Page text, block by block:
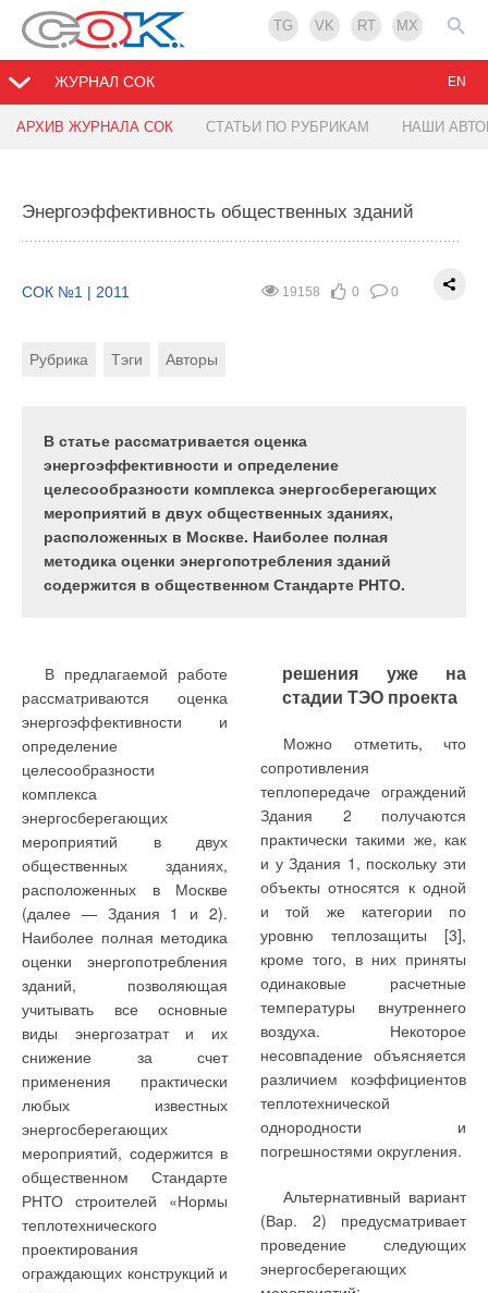
TG VK RT MX
ЖУРНАЛ СОК
АРХИВ ЖУРНАЛА СОК СТАТЬИ ПО РУБРИКАМ НАШИ
EN
Энергоэффективность общественных зданий
19158 0 0
СОК №1 | 2011
Рубрика Тэги Авторы
В статье рассматривается оценка
энергоэффективности и определение
целесообразности комплекса энергосберегающих
мероприятий в двух общественных зданиях,
расположенных в Москве. Наиболее полная
методика оценки энергопотребления зданий
содержится в общественном Стандарте РНТО.
В предлагаемой работе
рассматриваются оценка
энергоэффективности и
определение
целесообразности
комплекса
энергосберегающих
мероприятий в двух
общественных зданиях,
расположенных в Москве
(далее — Здания 1 и 2).
Наиболее полная методика
оценки энергопотребления
зданий, позволяющая
учитывать все основные
виды энергозатрат и их
снижение за счет
применения практически
любых известных
энергосберегающих
мероприятий, содержится в
общественном Стандарте
РНТО строителей «Нормы
теплотехнического
проектирования
ограждающих конструкций и
решения уже на
стадии ТЭО проекта
Можно отметить, что
сопротивления
теплопередаче ограждений
Здания 2 получаются
практически такими же, как
и у Здания 1, поскольку эти
объекты относятся к одной
и той же категории по
уровню теплозащиты [3],
кроме того, в них приняты
одинаковые расчетные
температуры внутреннего
воздуха. Некоторое
несовпадение объясняется
различием коэффициентов
теплотехнической
однородности и
погрешностями округления.
Альтернативный вариант
(Вар. 2) предусматривает
проведение следующих
энергосберегающих
Оформить подписку
Журнал С.О.К. № ,
Cкважинные насосы: оптимизация работы
Арматура FAR. 15 лет в России
Котлы с двумя жаровыми трубами
Магнитная обработка воды
Модернизировать, чтобы заработать
Насосы во взрывозащитном исполнении
Новый европейский стандарт измерения тепловых потерь
теплоизолированных труб
Опрос экспертов рынка газовых котлов
Оптимизация диаметров воздуховодов систем В и КВ
Предварительно изолированные трубопроводы
12566 0
СОК №12 | 2010
Рубрика Тэги
Еще 10–15 лет назад в распоряжении российских
вариантов, стилю, удобству и безупречному
качеству арматуры FAR многие из них, наверное,
от души бы позавидовали. Этот бренд на
российском рынке представлен уже 15 лет и
хорошо знаком специалистам.
меняются год от года. Растет нагрузка на системы отопления
и водоснабжения, повышаются стандарты к качеству,
удобству и срокам монтажа, дизайну, эргономичности и
функциональности. Развиваться в ногу со временем под
силу только самым прогрессивным, креативным
производителям с сильной технической базой и научным
потенциалом. Итальянский завод по производству арматуры
FARRubinetterie S.p.A., вне всяких сомнений, принадлежит к
их числу.
История развития
Итальянская компания FAR Rubinetterie S.p.A. была
основана в 1974 г. Николой Ровалетти и братьями Альберто
и Гуерино Алезино. Первоначально это был небольшой
завод по выпуску латунных фитингов для водоснабжения и
отопления. В этом же году компания освоила производство
узлов для однотрубных систем. Это событие можно считать
знаковым в дальнейшем развитии компании.
Неуклонно растущий в последующие четыре года спрос
спровоцировал необходимость расширения
производственных мощностей компании — завод переехал в
город Гоцано, расположенный в северной части Италии, где
и находится до сих пор. Новое помещение было
оборудовано современной производственной техникой. Еще
в самом начале своего развития FAR сделал ставку на